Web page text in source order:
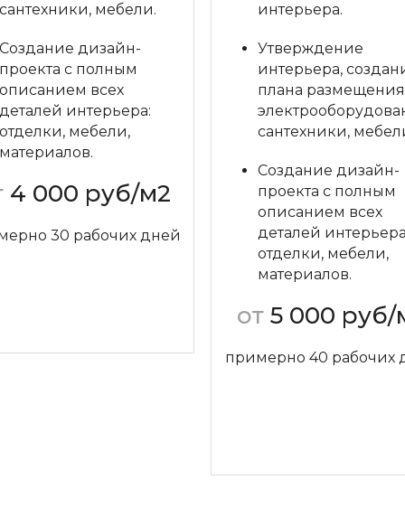
сантехники, мебели.
Создание дизайн-
проекта с полным
описанием всех
деталей интерьера:
отделки, мебели,
материалов.
4 000 руб/м2
30 рабочих дней
интерьера.
Утверждение
интерьера,
плана размещения
сантехники,
Создание дизайн-
проекта с полным
описанием всех
деталей
отделки, мебели,
материалов.
от 5 000 руб/
примерно 40 рабочих